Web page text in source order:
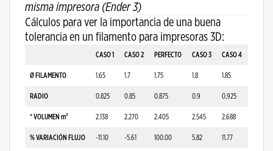
misma impresora (Ender 3)
Cálculos para ver la importancia de una buena
tolerancia en un filamento para impresoras 3D:
CASO 1 CASO 2 PERFECTO CASO 3 CASO 4
Ø FILAMENTO 1.65 1.7 1.75 1.8 1.85
RADIO 0.825 0.85 0.875 0.9 0.925
* VOLUMEN m³ 2.138 2.270 2.405 2.545 2.688
% VARIACIÓN FLUJO -11.10 -5.61 100.00 5.82 11.77